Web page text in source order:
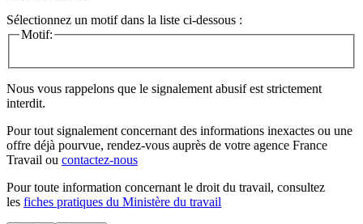
Sélectionnez un motif dans la liste ci-dessous :
Motif:
Nous vous rappelons que le signalement abusif est strictement
interdit.
Pour tout signalement concernant des informations inexactes ou une
offre déjà pourvue, rendez-vous auprès de votre agence France
Travail ou contactez-nous
Pour toute information concernant le droit du travail, consultez
les fiches pratiques du Ministère du travail